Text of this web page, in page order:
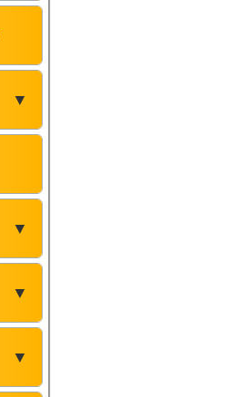
▼
▼
▼
▼